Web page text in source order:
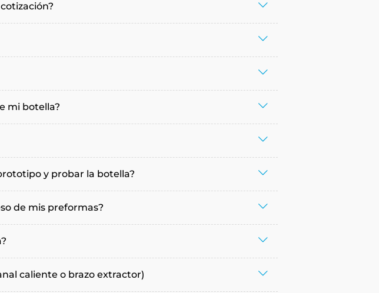
mi botella?
y probar la botella?
de mis preformas?
caliente o brazo extractor)